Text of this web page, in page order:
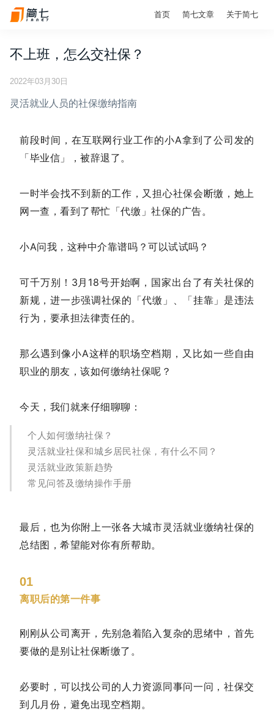
首页 简七文章 关于简七
不上班，怎么交社保？
2022年03月30日
灵活就业人员的社保缴纳指南
前段时间，在互联网行业工作的小A拿到了公司发的
「毕业信」，被辞退了。
一时半会找不到新的工作，又担心社保会断缴，她上
网一查，看到了帮忙「代缴」社保的广告。
小A问我，这种中介靠谱吗？可以试试吗？
可千万别！3月18号开始啊，国家出台了有关社保的
新规，进一步强调社保的「代缴」、「挂靠」是违法
行为，要承担法律责任的。
那么遇到像小A这样的职场空档期，又比如一些自由
职业的朋友，该如何缴纳社保呢？
今天，我们就来仔细聊聊：
个人如何缴纳社保？
灵活就业社保和城乡居民社保，有什么不同？
灵活就业政策新趋势
常见问答及缴纳操作手册
最后，也为你附上一张各大城市灵活就业缴纳社保的
总结图，希望能对你有所帮助。
01
离职后的第一件事
刚刚从公司离开，先别急着陷入复杂的思绪中，首先
要做的是别让社保断缴了。
必要时，可以找公司的人力资源同事问一问，社保交
到几月份，避免出现空档期。